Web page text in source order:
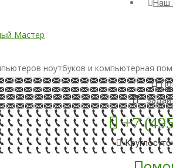
Наш
ноутбуков и компьютерная
+7